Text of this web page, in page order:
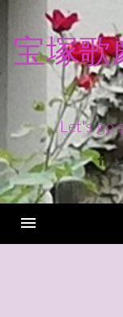
ン
ス
キ
ッ
宝塚
Let's go